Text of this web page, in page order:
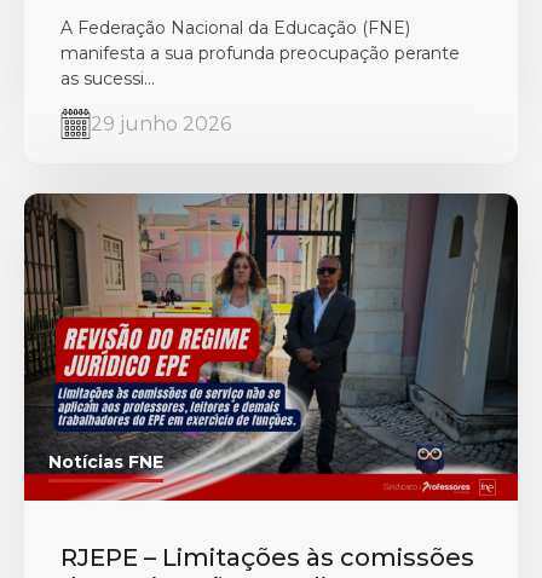
A Federação Nacional da Educação (FNE)
manifesta a sua profunda preocupação perante
as sucessi...
29 junho 2026
Notícias FNE
RJEPE – Limitações às comissões